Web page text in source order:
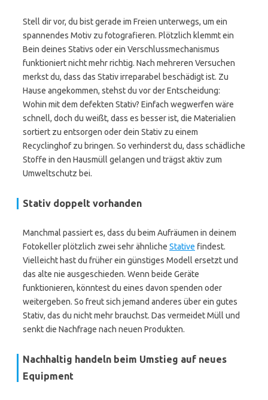
Stell dir vor, du bist gerade im Freien unterwegs, um ein
spannendes Motiv zu fotografieren. Plötzlich klemmt ein
Bein deines Stativs oder ein Verschlussmechanismus
funktioniert nicht mehr richtig. Nach mehreren Versuchen
merkst du, dass das Stativ irreparabel beschädigt ist. Zu
Hause angekommen, stehst du vor der Entscheidung:
Wohin mit dem defekten Stativ? Einfach wegwerfen wäre
schnell, doch du weißt, dass es besser ist, die Materialien
sortiert zu entsorgen oder dein Stativ zu einem
Recyclinghof zu bringen. So verhinderst du, dass schädliche
Stoffe in den Hausmüll gelangen und trägst aktiv zum
Umweltschutz bei.
Stativ doppelt vorhanden
Manchmal passiert es, dass du beim Aufräumen in deinem
Fotokeller plötzlich zwei sehr ähnliche Stative findest.
Vielleicht hast du früher ein günstiges Modell ersetzt und
das alte nie ausgeschieden. Wenn beide Geräte
funktionieren, könntest du eines davon spenden oder
weitergeben. So freut sich jemand anderes über ein gutes
Stativ, das du nicht mehr brauchst. Das vermeidet Müll und
senkt die Nachfrage nach neuen Produkten.
Nachhaltig handeln beim Umstieg auf neues
Equipment